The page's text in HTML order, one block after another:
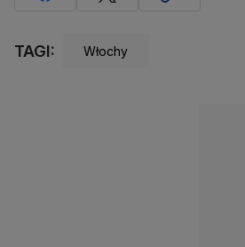
TAGI: Włochy